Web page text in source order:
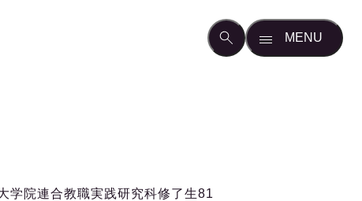
学院連合教職実践研究科修了生81